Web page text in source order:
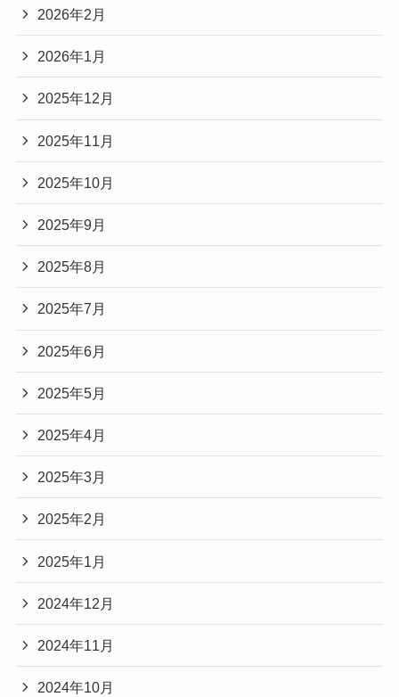
2026年2月
2026年1月
2025年12月
2025年11月
2025年10月
2025年9月
2025年8月
2025年7月
2025年6月
2025年5月
2025年4月
2025年3月
2025年2月
2025年1月
2024年12月
2024年11月
2024年10月